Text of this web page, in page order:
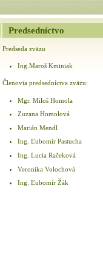
Predsedníctvo
Predseda zväzu
Ing.Maroš Kminiak
Členovia predsedníctva zväzu:
Mgr. Miloš Homola
Zuzana Homolová
Marián Mendl
Ing. Ľubomír Pastucha
Ing. Lucia Račeková
Veronika Volochová
Ing. Ľubomír Žák